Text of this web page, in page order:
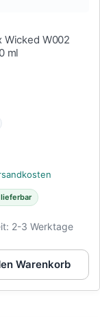
Wicked W002
ml
2-3 Werktage
Warenkorb